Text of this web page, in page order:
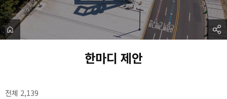
한마디 제안
전체 2,139